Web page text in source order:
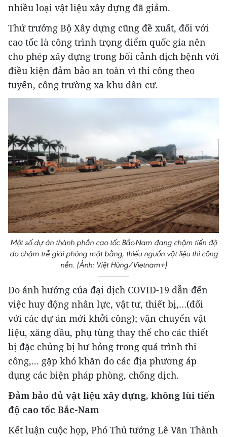
nhiều loại vật liệu xây dựng đã giảm.
Thứ trưởng Bộ Xây dựng cũng đề xuất, đối với
cao tốc là công trình trọng điểm quốc gia nên
cho phép xây dựng trong bối cảnh dịch bệnh với
điều kiện đảm bảo an toàn vì thi công theo
tuyến, công trường xa khu dân cư.
Một số dự án thành phần cao tốc Bắc-Nam đang chậm tiến độ
do chậm trễ giải phóng mặt bằng, thiếu nguồn vật liệu thi công
nền. (Ảnh: Việt Hùng/Vietnam+)
Do ảnh hưởng của đại dịch COVID-19 dẫn đến
việc huy động nhân lực, vật tư, thiết bị,…(đối
với các dự án mới khởi công); vận chuyển vật
liệu, xăng dầu, phụ tùng thay thế cho các thiết
bị đặc chủng bị hư hỏng trong quá trình thi
công,... gặp khó khăn do các địa phương áp
dụng các biện pháp phòng, chống dịch.
Đảm bảo đủ vật liệu xây dựng, không lùi tiến
độ cao tốc Bắc-Nam
Kết luận cuộc họp, Phó Thủ tướng Lê Văn Thành